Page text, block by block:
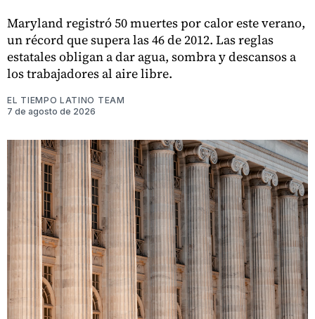
Maryland registró 50 muertes por calor este verano,
un récord que supera las 46 de 2012. Las reglas
estatales obligan a dar agua, sombra y descansos a
los trabajadores al aire libre.
EL TIEMPO LATINO TEAM
7 de agosto de 2026